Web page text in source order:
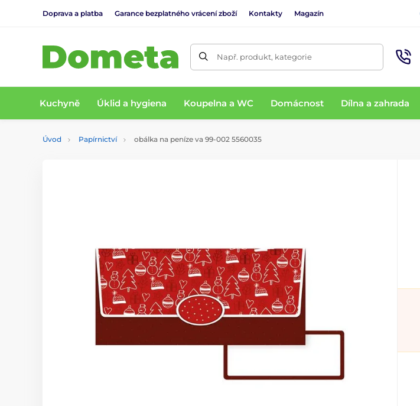
Doprava a platba Garance bezplatného vrácení zboží Kontakty Magazín
Např. produkt, kategorie
Kuchyně Úklid a hygiena Koupelna a WC Domácnost Dílna a zahrada
Úvod Papírnictví obálka na peníze va 99-002 5560035